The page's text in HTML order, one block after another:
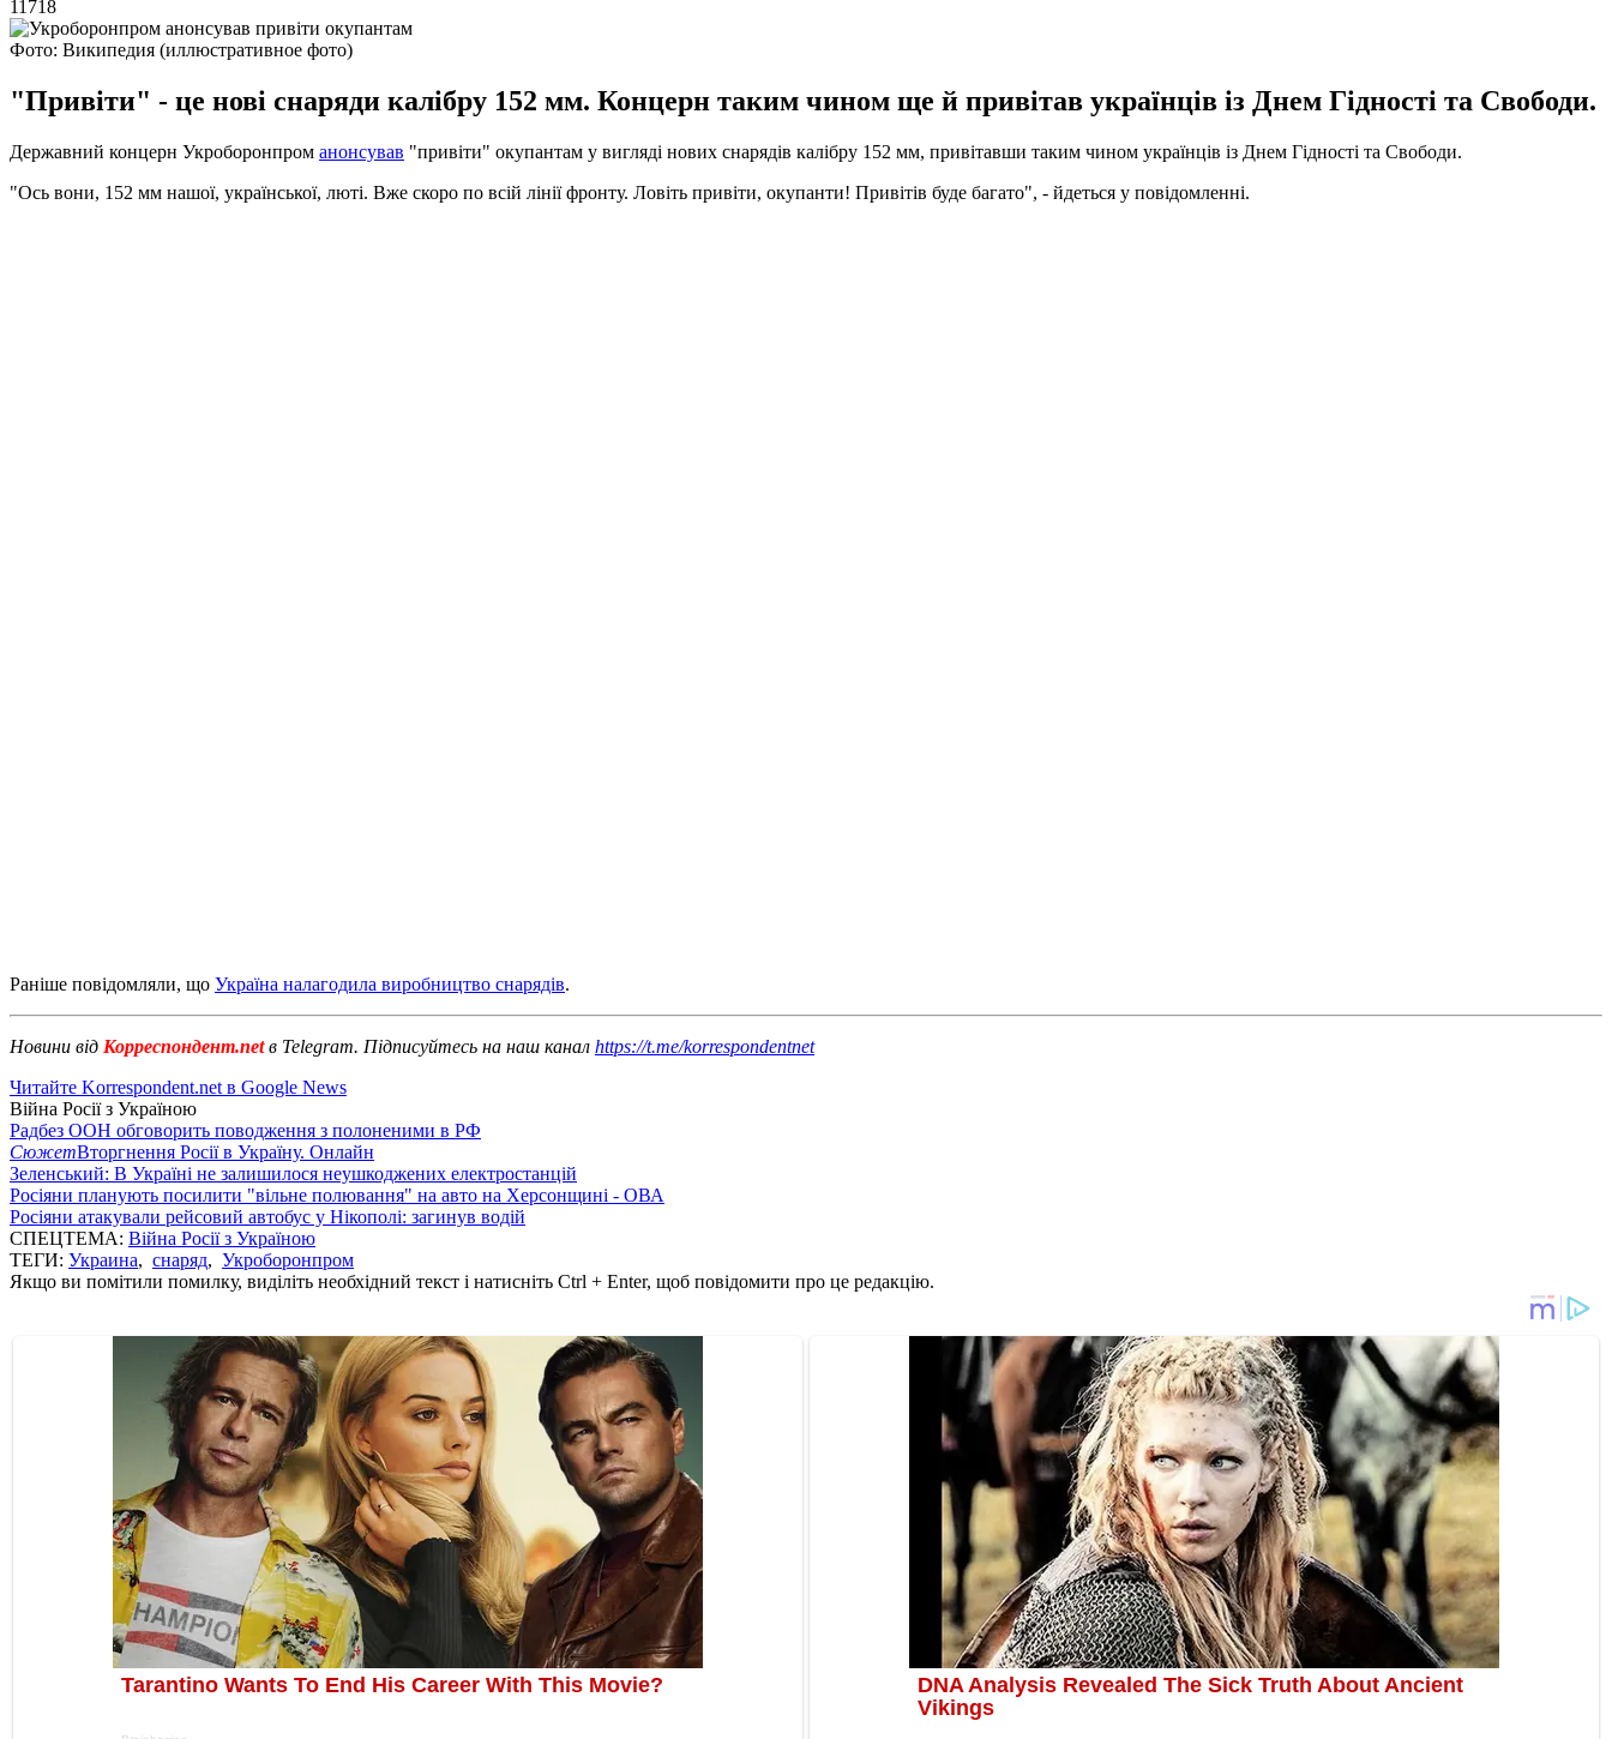
11718
Фото: Википедия (иллюстративное фото)
"Привіти" - це нові снаряди калібру 152 мм. Концерн таким чином ще й привітав українців із Днем Гідності та Свободи.
Державний концерн Укроборонпром анонсував "привіти" окупантам у вигляді нових снарядів калібру 152 мм, привітавши таким чином українців із Днем Гідності та Свободи.
"Ось вони, 152 мм нашої, української, люті. Вже скоро по всій лінії фронту. Ловіть привіти, окупанти! Привітів буде багато", - йдеться у повідомленні.
Раніше повідомляли, що Україна налагодила виробництво снарядів.
Новини від Корреспондент.netв Telegram. Підписуйтесь на наш канал https://t.me/korrespondentnet
Читайте Korrespondent.net в Google News
Війна Росії з Україною
Радбез ООН обговорить поводження з полоненими в РФ
СюжетВторгнення Росії в Україну. Онлайн
Зеленський: В Україні не залишилося неушкоджених електростанцій
Росіяни планують посилити "вільне полювання" на авто на Херсонщині - ОВА
Росіяни атакували рейсовий автобус у Нікополі: загинув водій
СПЕЦТЕМА: Війна Росії з Україною
ТЕГИ: Украина, снаряд, Укроборонпром
Якщо ви помітили помилку, виділіть необхідний текст і натисніть Ctrl + Enter, щоб повідомити про це редакцію.